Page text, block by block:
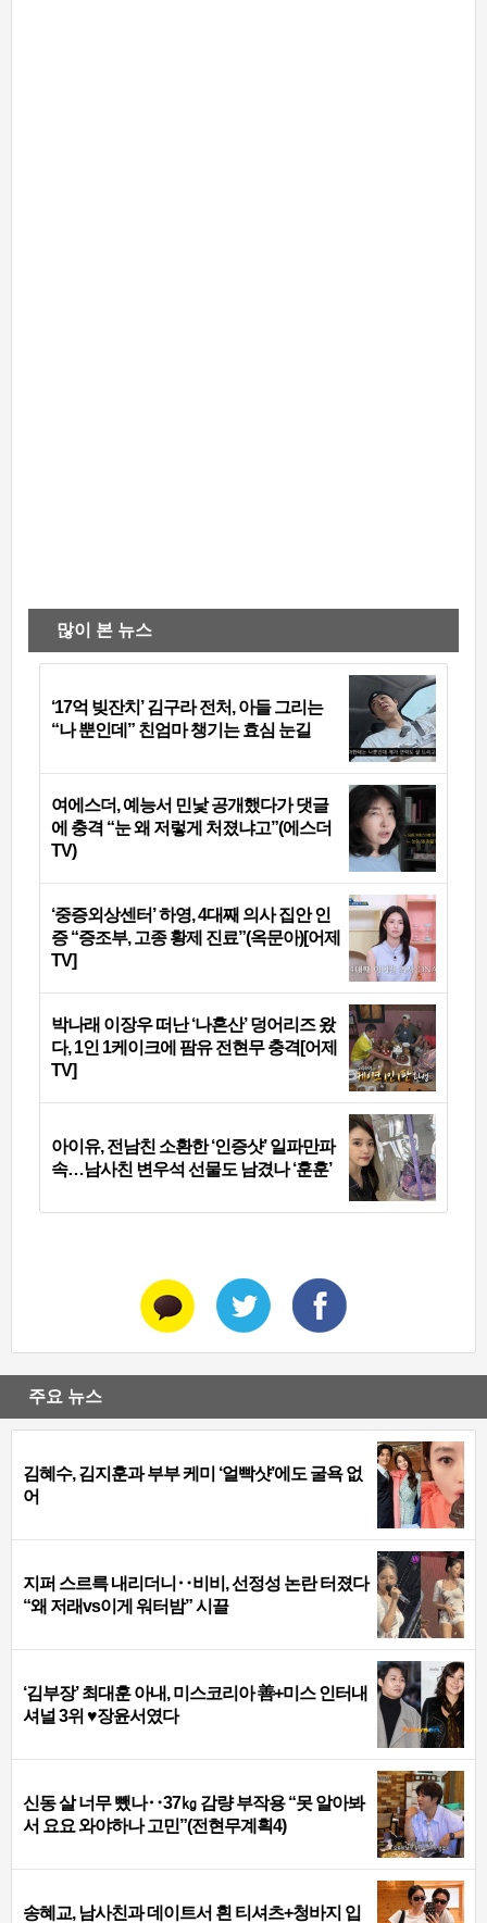
많이 본 뉴스
‘17억 빚잔치’ 김구라 전처, 아들 그리는
“나 뿐인데” 친엄마 챙기는 효심 눈길
여에스더, 예능서 민낯 공개했다가 댓글
에 충격 “눈 왜 저렇게 처졌냐고”(에스더
TV)
‘중증외상센터’ 하영, 4대째 의사 집안 인
증 “증조부, 고종 황제 진료”(옥문아)[어제
TV]
박나래 이장우 떠난 ‘나혼산’ 덩어리즈 왔
다, 1인 1케이크에 팜유 전현무 충격[어제
TV]
아이유, 전남친 소환한 ‘인증샷’ 일파만파
속…남사친 변우석 선물도 남겼나 ‘훈훈’
주요 뉴스
김혜수, 김지훈과 부부 케미 ‘얼빡샷’에도 굴욕 없
어
지퍼 스르륵 내리더니‥비비, 선정성 논란 터졌다
“왜 저래vs이게 워터밤” 시끌
‘김부장’ 최대훈 아내, 미스코리아 善+미스 인터내
셔널 3위 ♥장윤서였다
신동 살 너무 뺐나‥37㎏ 감량 부작용 “못 알아봐
서 요요 와야하나 고민”(전현무계획4)
송혜교, 남사친과 데이트서 흰 티셔츠+청바지 입